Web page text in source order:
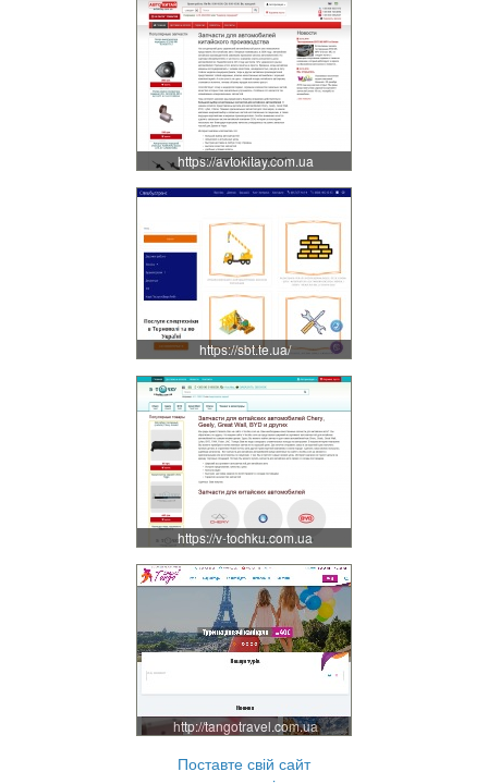
https://avtokitay.com.ua
https://sbt.te.ua/
https://v-tochku.com.ua
http://tangotravel.com.ua
Поставте свій сайт